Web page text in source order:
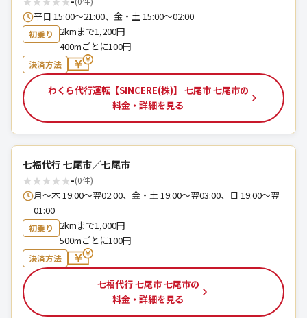
平日 15:00～21:00、金・土 15:00～02:00
初乗り
2kmまで1,200円
400mごとに100円
決済方法
わくら代行運転【SINCERE(株)】 七尾市 七尾市の
料金・詳細を見る
七福代行 七尾市／七尾市
★★★★★-(0件)
月～木 19:00～翌02:00、金・土 19:00～翌03:00、日 19:00～翌
01:00
初乗り
2kmまで1,000円
500mごとに100円
決済方法
七福代行 七尾市 七尾市の
料金・詳細を見る